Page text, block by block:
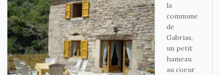
la
commune
de
Gabrias,
un petit
hameau
au coeur